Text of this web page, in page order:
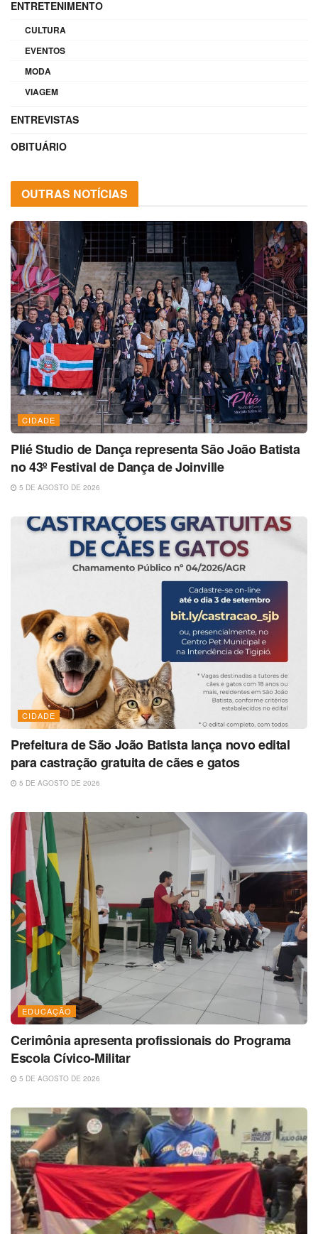
ENTRETENIMENTO
CULTURA
EVENTOS
MODA
VIAGEM
ENTREVISTAS
OBITUÁRIO
OUTRAS NOTÍCIAS
CIDADE
Plié Studio de Dança representa São João Batista
no 43º Festival de Dança de Joinville
5 DE AGOSTO DE 2026
CIDADE
Prefeitura de São João Batista lança novo edital
para castração gratuita de cães e gatos
5 DE AGOSTO DE 2026
EDUCAÇÃO
Cerimônia apresenta profissionais do Programa
Escola Cívico-Militar
5 DE AGOSTO DE 2026